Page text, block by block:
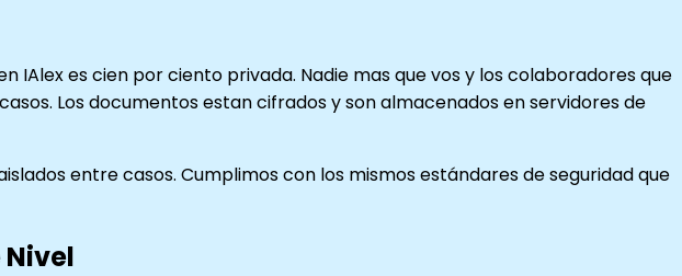
IAlex es cien por ciento privada. Nadie mas que vos y los colaboradores que
Los documentos estan cifrados y son almacenados en servidores de
entre casos. Cumplimos con los mismos estándares de seguridad que